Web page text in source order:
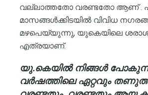
വല്ലാത്തതോ വരണ്ടതോ ആണ് .
മാസങ്ങൾക്കിടയിൽ വിവിധ
മഴപെയ്യുന്നു, യുകെയിലെ
എത്രയാണ്.
യു.കെയിൽ നിങ്ങൾ
വർഷത്തിലെ ഏറ്റവും